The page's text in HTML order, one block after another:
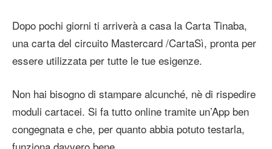
Dopo pochi giorni ti arriverà a casa la Carta Tinaba,
una carta del circuito Mastercard /CartaSì, pronta per
essere utilizzata per tutte le tue esigenze.
Non hai bisogno di stampare alcunché, nè di rispedire
moduli cartacei. Si fa tutto online tramite un’App ben
congegnata e che, per quanto abbia potuto testarla,